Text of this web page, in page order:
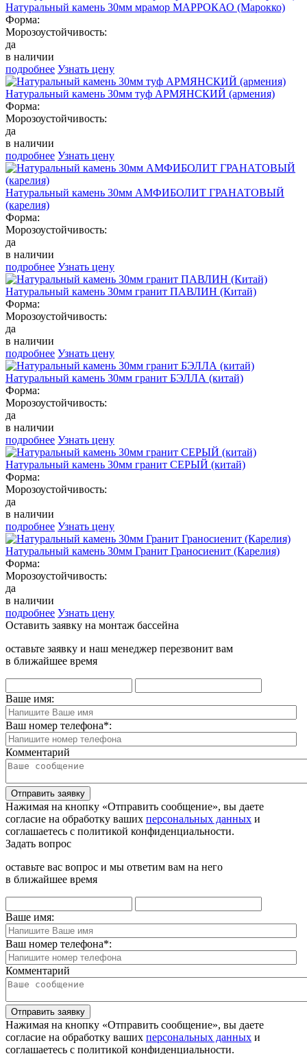
Натуральный камень 30мм мрамор МАРРОКАО (Марокко)
Форма:
Морозоустойчивость:
да
в наличии
подробнее Узнать цену
Натуральный камень 30мм туф АРМЯНСКИЙ (армения)
Форма:
Морозоустойчивость:
да
в наличии
подробнее Узнать цену
Натуральный камень 30мм АМФИБОЛИТ ГРАНАТОВЫЙ
(карелия)
Форма:
Морозоустойчивость:
да
в наличии
подробнее Узнать цену
Натуральный камень 30мм гранит ПАВЛИН (Китай)
Форма:
Морозоустойчивость:
да
в наличии
подробнее Узнать цену
Натуральный камень 30мм гранит БЭЛЛА (китай)
Форма:
Морозоустойчивость:
да
в наличии
подробнее Узнать цену
Натуральный камень 30мм гранит СЕРЫЙ (китай)
Форма:
Морозоустойчивость:
да
в наличии
подробнее Узнать цену
Натуральный камень 30мм Гранит Граносиенит (Карелия)
Форма:
Морозоустойчивость:
да
в наличии
подробнее Узнать цену
Оставить заявку на монтаж бассейна
оставьте заявку и наш менеджер перезвонит вам
в ближайшее время
Ваше имя:
Ваш номер телефона*:
Комментарий
Отправить заявку
Нажимая на кнопку «Отправить сообщение», вы даете
согласие на обработку ваших персональных данных и
соглашаетесь с политикой конфиденциальности.
Задать вопрос
оставьте вас вопрос и мы ответим вам на него
в ближайшее время
Ваше имя:
Ваш номер телефона*:
Комментарий
Отправить заявку
Нажимая на кнопку «Отправить сообщение», вы даете
согласие на обработку ваших персональных данных и
соглашаетесь с политикой конфиденциальности.